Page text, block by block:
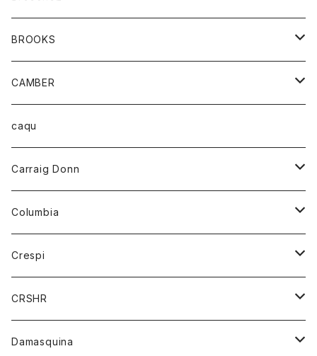
アンダーウェアー
カードホルダー
チーフ
バンダナ
トップス
カーディガン
トレーナー
ボトム
オーバーオール
ショートパンツ
レディース
オーバーオール
カーディガン
シャツ
BROOKS
グッズ
靴
CAMBER
トップス
ハーフスリーブTシャツ
caqu
Carraig Donn
ニット
Columbia
アウター
ジャケット
Crespi
ジャケット
ワンピース
CRSHR
キャップ
Damasquina